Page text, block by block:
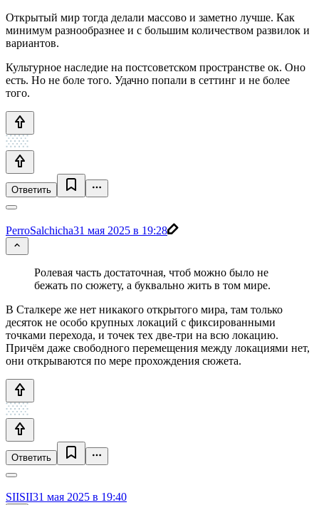
Открытый мир тогда делали массово и заметно лучше. Как
минимум разнообразнее и с большим количеством развилок и
вариантов.
Культурное наследие на постсоветском пространстве ок. Оно
есть. Но не боле того. Удачно попали в сеттинг и не более
того.
Ответить
PerroSalchicha31 мая 2025 в 19:28
Ролевая часть достаточная, чтоб можно было не
бежать по сюжету, а буквально жить в том мире.
В Сталкере же нет никакого открытого мира, там только
десяток не особо крупных локаций с фиксированными
точками перехода, и точек тех две-три на всю локацию.
Причём даже свободного перемещения между локациями нет,
они открываются по мере прохождения сюжета.
Ответить
SIISII31 мая 2025 в 19:40